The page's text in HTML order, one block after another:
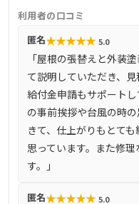
おり、安心の工事とアフ
す。工事後のお客様と
おり、リピーターや紹
です。
利用者の口コミ
匿名★★★★★ 5.0
「屋根の張替えと外装
て説明していただき、
給付金申請もサポート
の事前挨拶や台風の時
きて、仕上がりもとて
思っています。また修
す。」
匿名★★★★★ 5.0